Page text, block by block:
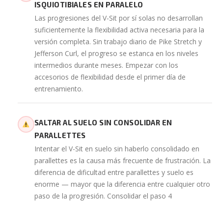
ISQUIOTIBIALES EN PARALELO
Las progresiones del V-Sit por sí solas no desarrollan
suficientemente la flexibilidad activa necesaria para la
versión completa. Sin trabajo diario de Pike Stretch y
Jefferson Curl, el progreso se estanca en los niveles
intermedios durante meses. Empezar con los
accesorios de flexibilidad desde el primer día de
entrenamiento.
SALTAR AL SUELO SIN CONSOLIDAR EN
PARALLETTES
Intentar el V-Sit en suelo sin haberlo consolidado en
parallettes es la causa más frecuente de frustración. La
diferencia de dificultad entre parallettes y suelo es
enorme — mayor que la diferencia entre cualquier otro
paso de la progresión. Consolidar el paso 4